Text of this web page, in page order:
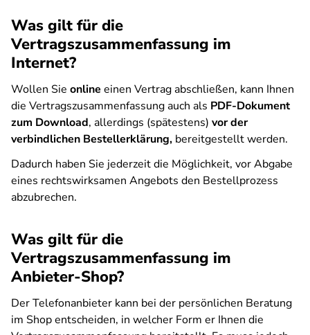
Was gilt für die
Vertragszusammenfassung im
Internet?
Wollen Sie online einen Vertrag abschließen, kann Ihnen
die Vertragszusammenfassung auch als PDF-Dokument
zum Download, allerdings (spätestens) vor der
verbindlichen Bestellerklärung, bereitgestellt werden.
Dadurch haben Sie jederzeit die Möglichkeit, vor Abgabe
eines rechtswirksamen Angebots den Bestellprozess
abzubrechen.
Was gilt für die
Vertragszusammenfassung im
Anbieter-Shop?
Der Telefonanbieter kann bei der persönlichen Beratung
im Shop entscheiden, in welcher Form er Ihnen die